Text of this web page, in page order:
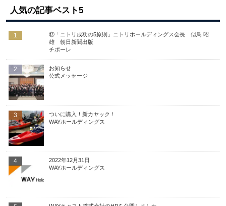
人気の記事ベスト5
1
⑰「ニトリ成功の5原則」ニトリホールディングス会長 似鳥 昭
雄 朝日新聞出版
チポーレ
2
お知らせ
公式メッセージ
3
ついに購入！新カヤック！
WAYホールディングス
4
2022年12月31日
WAYホールディングス